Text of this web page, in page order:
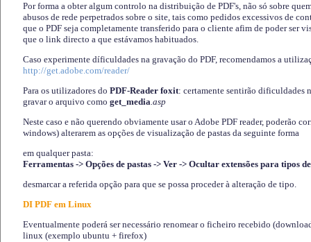
Por forma a obter algum controlo na distribuição de PDF's, não só sobre
abusos de rede perpetrados sobre o site, tais como pedidos excessivos de
que o PDF seja completamente transferido para o cliente afim de poder ser
que o link directo a que estávamos habituados.
Caso experimente díficuldades na gravação do PDF, recomendamos a
http://get.adobe.com/reader/
Para os utilizadores do PDF-Reader foxit: certamente sentirão dificuldades
gravar o arquivo como get_media.asp
Neste caso e não querendo obviamente usar o Adobe PDF reader, poderão
windows) alterarem as opções de visualização de pastas da seguinte forma
em qualquer pasta:
Ferramentas -> Opções de pastas -> Ver -> Ocultar extensões para tipos
desmarcar a referida opção para que se possa proceder à alteração de tipo.
DI PDF em Linux
Eventualmente poderá ser necessário renomear o ficheiro recebido
linux (exemplo ubuntu + firefox)